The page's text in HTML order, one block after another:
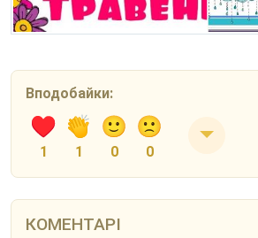
Вподобайки:
1 1 0 0
КОМЕНТАРІ